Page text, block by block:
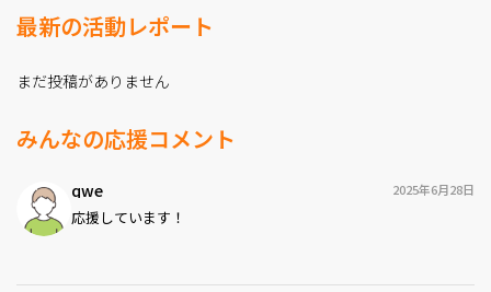
(3)大阪市主催のネットワークサロンや総合フェスタへの
参加、国際交流イベントの開催
これまでの寄付実績：
設のための支援等）、ネパール震災被災者支援、国境な
最新の活動レポート
まだ投稿がありません
みんなの応援コメント
qwe 2025年6月28日
応援しています！